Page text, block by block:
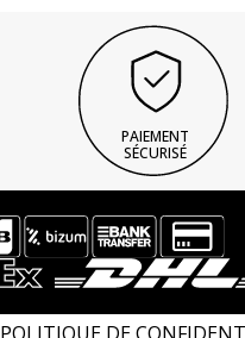
PAIEMENT
SÉCURISÉ